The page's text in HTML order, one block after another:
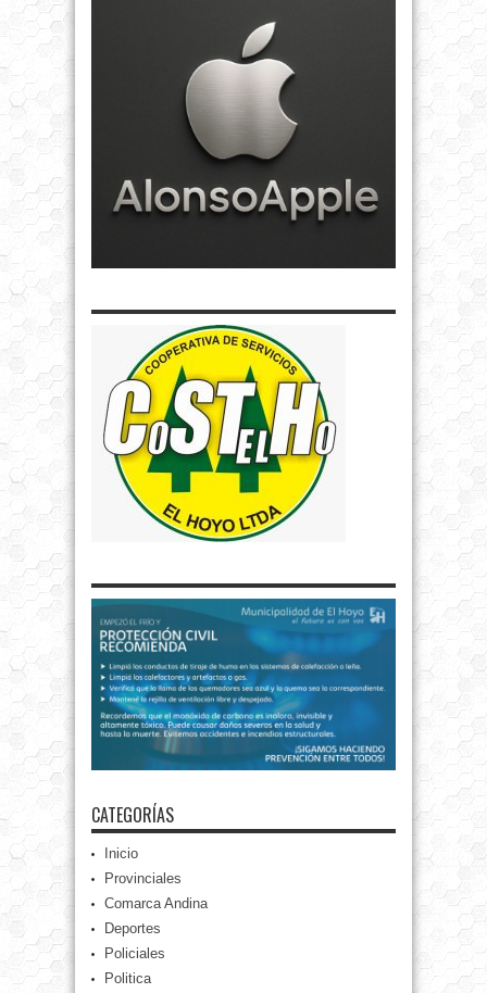
CATEGORÍAS
Inicio
Provinciales
Comarca Andina
Deportes
Policiales
Politica